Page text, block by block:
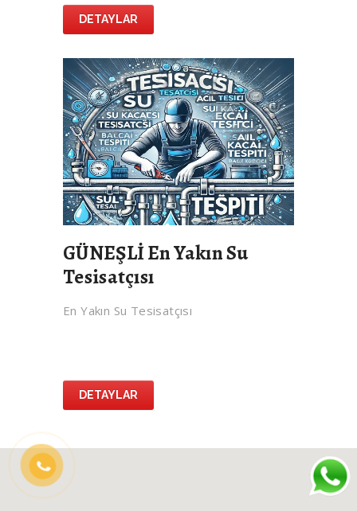
DETAYLAR
GÜNEŞLİ En Yakın Su
Tesisatçısı
En Yakın Su Tesisatçısı
DETAYLAR